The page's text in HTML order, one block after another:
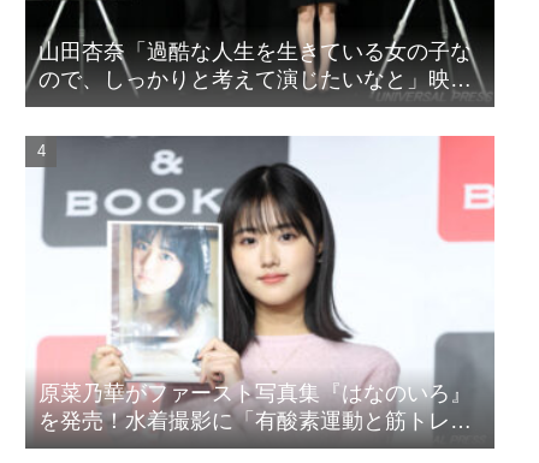
山田杏奈「過酷な人生を生きている女の子な
ので、しっかりと考えて演じたいなと」映画
『山女』東京国際映画祭Q&A
原菜乃華がファースト写真集『はなのいろ』
を発売！水着撮影に「有酸素運動と筋トレを
頑張りました」